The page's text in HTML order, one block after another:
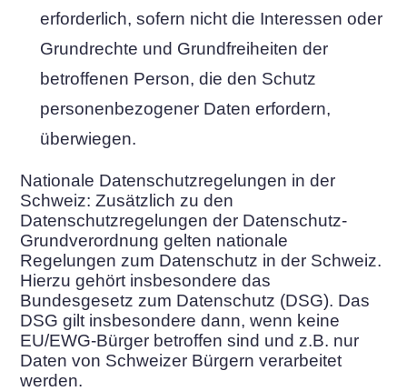
erforderlich, sofern nicht die Interessen oder
Grundrechte und Grundfreiheiten der
betroffenen Person, die den Schutz
personenbezogener Daten erfordern,
überwiegen.
Nationale Datenschutzregelungen in der
Schweiz: Zusätzlich zu den
Datenschutzregelungen der Datenschutz-
Grundverordnung gelten nationale
Regelungen zum Datenschutz in der Schweiz.
Hierzu gehört insbesondere das
Bundesgesetz zum Datenschutz (DSG). Das
DSG gilt insbesondere dann, wenn keine
EU/EWG-Bürger betroffen sind und z.B. nur
Daten von Schweizer Bürgern verarbeitet
werden.